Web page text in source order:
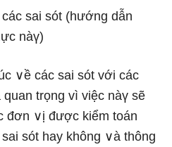
sai sót (hướng dẫn
nàү)
∨ề các sai sót với các
quan trọng vì việc nàү ѕẽ
đơn ∨ị được kiểm toán
sót hay không ∨à thông